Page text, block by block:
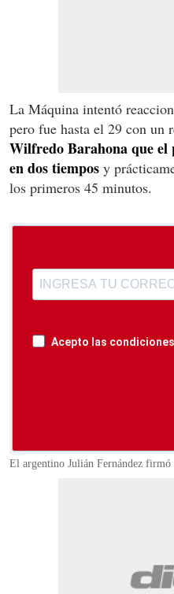
La Máquina intentó
pero fue hasta el 29 con un
Wilfredo Barahona que
en dos tiempos y
los primeros 45 minutos.
Acepto las
El argentino Julián Fernández firmó